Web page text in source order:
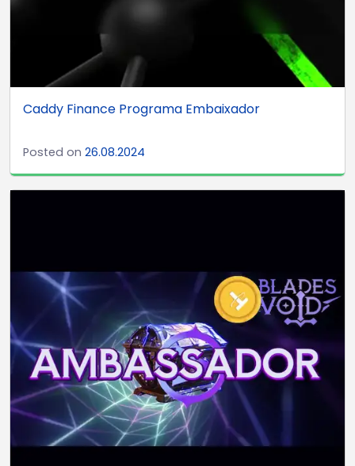
Caddy Finance Programa Embaixador
Posted on 26.08.2024